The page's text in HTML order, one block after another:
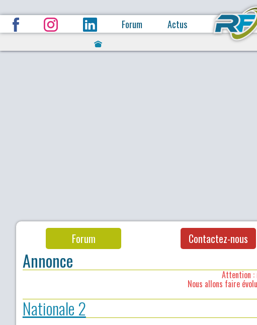
Forum Actus
Forum Contactez-nous
Annonce
Attention :
Nous allons faire
Nationale 2